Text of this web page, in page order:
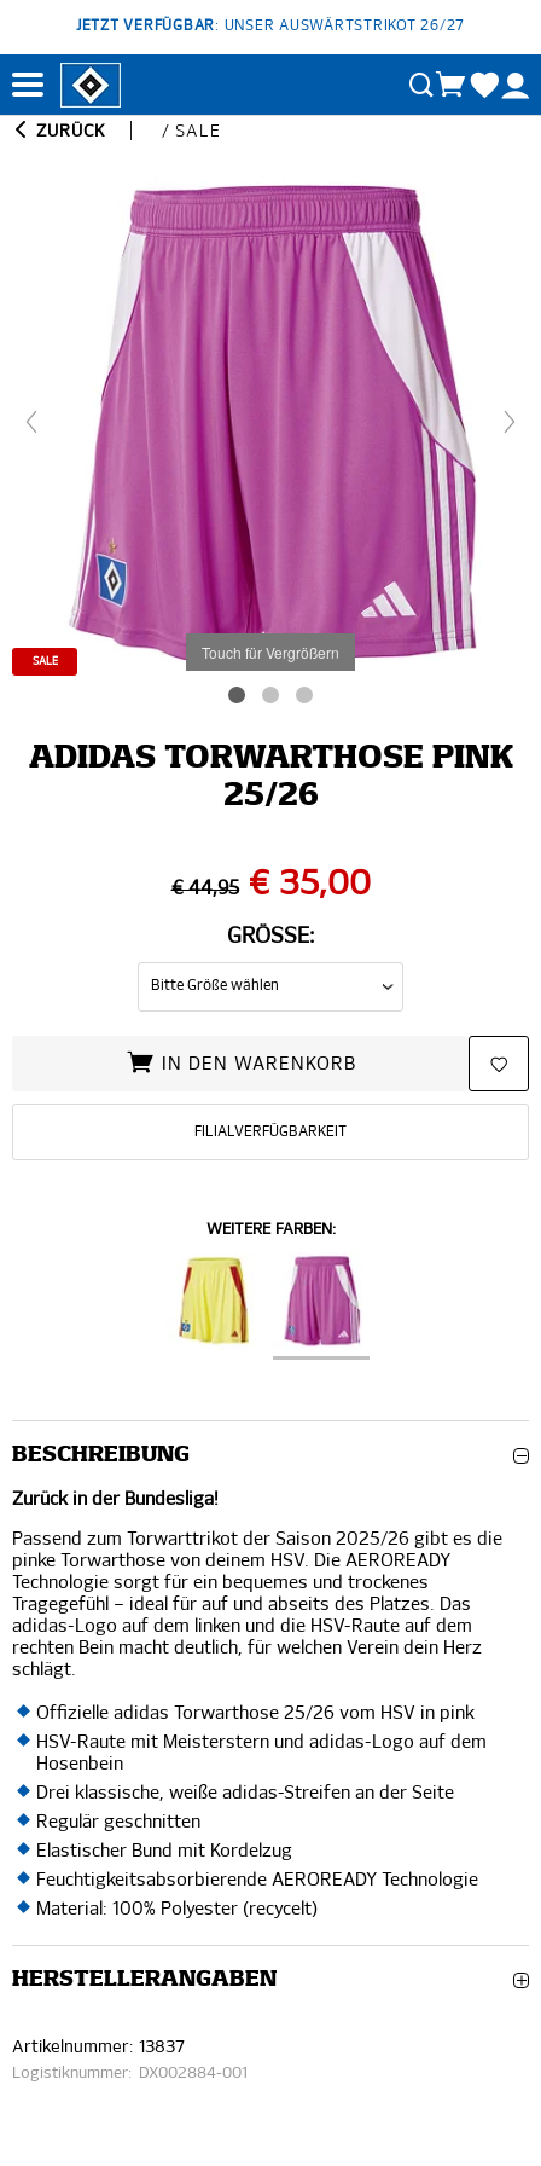
JETZT VERFÜGBAR: UNSER AUSWÄRTSTRIKOT 26/27
ZURÜCK /SALE
Touch für Vergrößern
SALE
ADIDAS TORWARTHOSE PINK
25/26
€ 44,95 € 35,00
GRÖSSE:
IN DEN WARENKORB
FILIALVERFÜGBARKEIT
WEITERE FARBEN:
BESCHREIBUNG
Zurück in der Bundesliga!
Passend zum Torwarttrikot der Saison 2025/26 gibt es die
pinke Torwarthose von deinem HSV. Die AEROREADY
Technologie sorgt für ein bequemes und trockenes
Tragegefühl – ideal für auf und abseits des Platzes. Das
adidas-Logo auf dem linken und die HSV-Raute auf dem
rechten Bein macht deutlich, für welchen Verein dein Herz
schlägt.
Offizielle adidas Torwarthose 25/26 vom HSV in pink
HSV-Raute mit Meisterstern und adidas-Logo auf dem
Hosenbein
Drei klassische, weiße adidas-Streifen an der Seite
Regulär geschnitten
Elastischer Bund mit Kordelzug
Feuchtigkeitsabsorbierende AEROREADY Technologie
Material: 100% Polyester (recycelt)
HERSTELLERANGABEN
Artikelnummer: 13837
Logistiknummer: DX002884-001